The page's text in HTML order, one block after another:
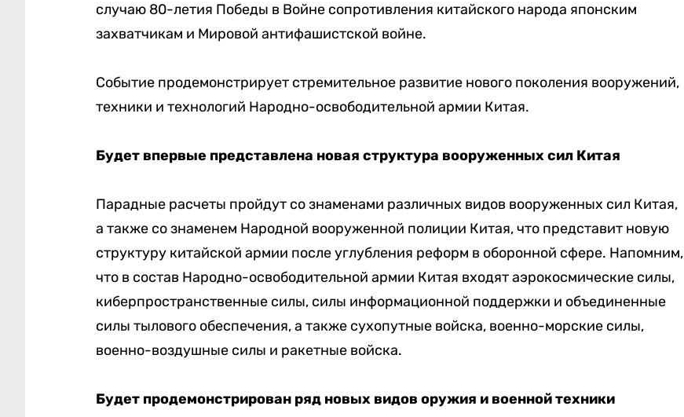
случаю 80-летия Победы в Войне сопротивления китайского народа японским
захватчикам и Мировой антифашистской войне.
Событие продемонстрирует стремительное развитие нового поколения вооружений,
техники и технологий Народно-освободительной армии Китая.
Будет впервые представлена новая структура вооруженных сил Китая
Парадные расчеты пройдут со знаменами различных видов вооруженных сил Китая,
а также со знаменем Народной вооруженной полиции Китая, что представит новую
структуру китайской армии после углубления реформ в оборонной сфере. Напомним,
что в состав Народно-освободительной армии Китая входят аэрокосмические силы,
киберпространственные силы, силы информационной поддержки и объединенные
силы тылового обеспечения, а также сухопутные войска, военно-морские силы,
военно-воздушные силы и ракетные войска.
Будет продемонстрирован ряд новых видов оружия и военной техники